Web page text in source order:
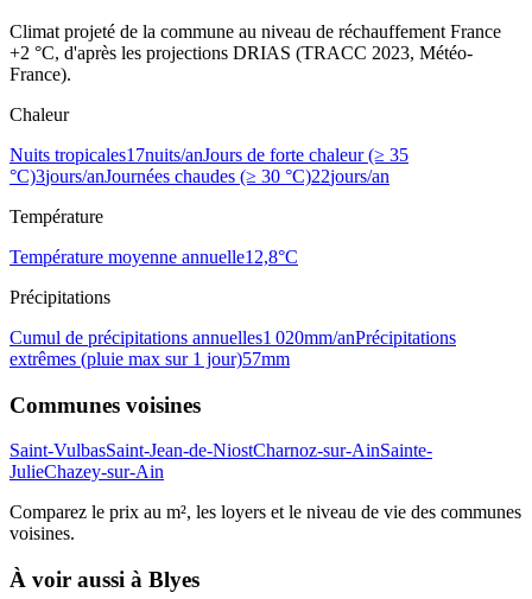
Climat projeté de la commune au niveau de réchauffement France
+2 °C, d'après les projections DRIAS (TRACC 2023, Météo-
France).
Chaleur
Nuits tropicales17nuits/anJours de forte chaleur (≥ 35
°C)3jours/anJournées chaudes (≥ 30 °C)22jours/an
Température
Température moyenne annuelle12,8°C
Précipitations
Cumul de précipitations annuelles1 020mm/anPrécipitations
extrêmes (pluie max sur 1 jour)57mm
Communes voisines
Saint-VulbasSaint-Jean-de-NiostCharnoz-sur-AinSainte-
JulieChazey-sur-Ain
Comparez le prix au m², les loyers et le niveau de vie des communes
voisines.
À voir aussi à Blyes